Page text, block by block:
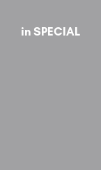
in SPECIAL